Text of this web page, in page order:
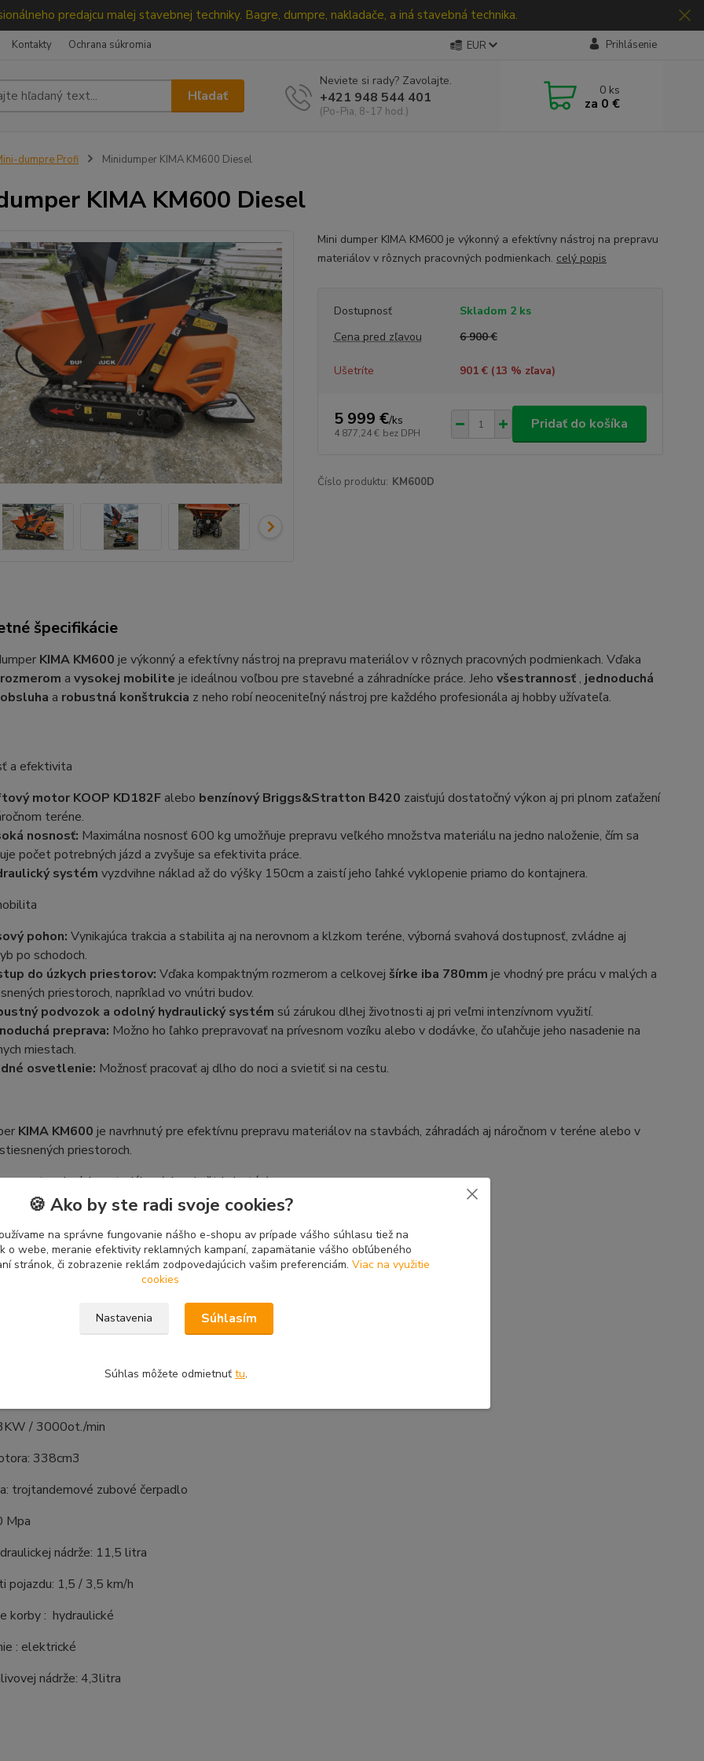
predajcu malej stavebnej techniky. Bagre, dumpre, nakladače, a iná stavebná technika.
Kontakty Ochrana súkromia EUR Prihlásenie
Hľadať
Neviete si rady? Zavolajte.
+421 948 544 401
(Po-Pia, 8-17 hod.)
0 ks
za 0 €
dumpre Profi Minidumper KIMA KM600 Diesel
KIMA KM600 Diesel
Mini dumper KIMA KM600 je výkonný a efektívny nástroj na prepravu
materiálov v rôznych pracovných podmienkach. celý popis
Dostupnosť
Skladom 2 ks
Cena pred zľavou
6 900 €
Ušetríte 901 € (13 % zľava)
5 999 €/ks
4 877,24 € bez DPH
Pridať do košíka
Číslo produktu: KM600D
špecifikácie
KIMA KM600 je výkonný a efektívny nástroj na prepravu materiálov v rôznych pracovných podmienkach. Vďaka
avysokej mobilite je ideálnou voľbou pre stavebné a záhradnícke práce. Jehovšestrannosť,jednoduchá
obsluha a robustná konštrukcia z neho robí neoceniteľný nástroj pre každého profesionála aj hobby užívateľa.
a efektivita
motor KOOP KD182Falebo benzínový Briggs&Stratton B420 zaisťujú dostatočný výkon aj pri plnom zaťažení
teréne.
nosnosť: Maximálna nosnosť 600 kg umožňuje prepravu veľkého množstva materiálu na jedno naloženie, čím sa
počet potrebných jázd a zvyšuje sa efektivita práce.
systém vyzdvihne náklad až do výšky 150cm a zaistí jeho ľahké vyklopenie priamo do kontajnera.
pohon: Vynikajúca trakcia a stabilita aj na nerovnom a klzkom teréne, výborná svahová dostupnosť, zvládne aj
po schodoch.
do úzkych priestorov: Vďaka kompaktným rozmerom a celkovej šírke iba 780mm je vhodný pre prácu v malých a
priestoroch, napríklad vo vnútri budov.
podvozok a odolný hydraulický systém sú zárukou dlhej životnosti aj pri veľmi intenzívnom využití.
preprava: Možno ho ľahko prepravovať na prívesnom vozíku alebo v dodávke, čo uľahčuje jeho nasadenie na
miestach.
osvetlenie: Možnosť pracovať aj dlho do noci a svietiť si na cestu.
KIMA KM600 je navrhnutý pre efektívnu prepravu materiálov na stavbách, záhradách aj náročnom v teréne alebo v
priestoroch.
stavebných materiálov (piesok, štrk, betón)
sutiny a odpadu zo stavebných plôch
zeminy a kompostu v záhradách a parkoch
a úpravy zelených plôch
/ 3000ot./min
338cm3
trojtandemové zubové čerpadlo
Mpa
nádrže: 11,5 litra
pojazdu: 1,5 / 3,5 km/h
korby : hydraulické
: elektrické
nádrže: 4,3litra
🍪 Ako by ste radi svoje cookies?
na správne fungovanie nášho e-shopu av prípade vášho súhlasu tiež na
o webe, meranie efektivity reklamných kampaní, zapamätanie vášho obľúbeného
stránok, či zobrazenie reklám zodpovedajúcich vašim preferenciám. Viac na využitie
cookies
Nastavenia Súhlasím
Súhlas môžete odmietnuť tu.